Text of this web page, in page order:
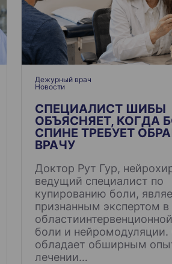
Дежурный врач
Новости
СПЕЦИАЛИСТ ШИБЫ
ОБЪЯСНЯЕТ, КОГДА
СПИНЕ ТРЕБУЕТ
ВРАЧУ
Доктор Рут Гур,
ведущий специалист по
купированию боли,
признанным экспертом в
боли и нейромодуляции.
обладает обширным
лечении…